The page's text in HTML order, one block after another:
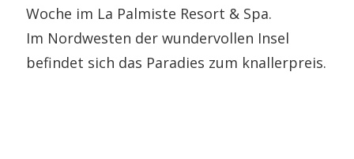
Woche im La Palmiste Resort & Spa.
Im Nordwesten der wundervollen Insel
befindet sich das Paradies zum knallerpreis.